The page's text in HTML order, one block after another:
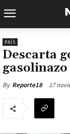
PAÍS
Descarta
By Reporte18 17